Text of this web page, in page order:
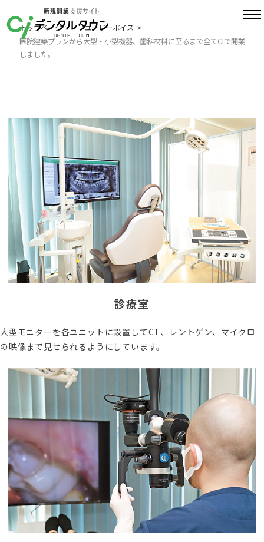
トップページ
ユーザーボイス
医院建築プランから大型・小型機器、歯科材料に至るまで全てCiで開業
しました。
診療室
大型モニターを各ユニットに設置してCT、レントゲン、マイクロ
の映像まで見せられるようにしています。